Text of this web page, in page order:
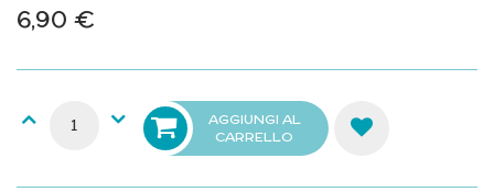
6,90 €
AGGIUNGI AL
CARRELLO